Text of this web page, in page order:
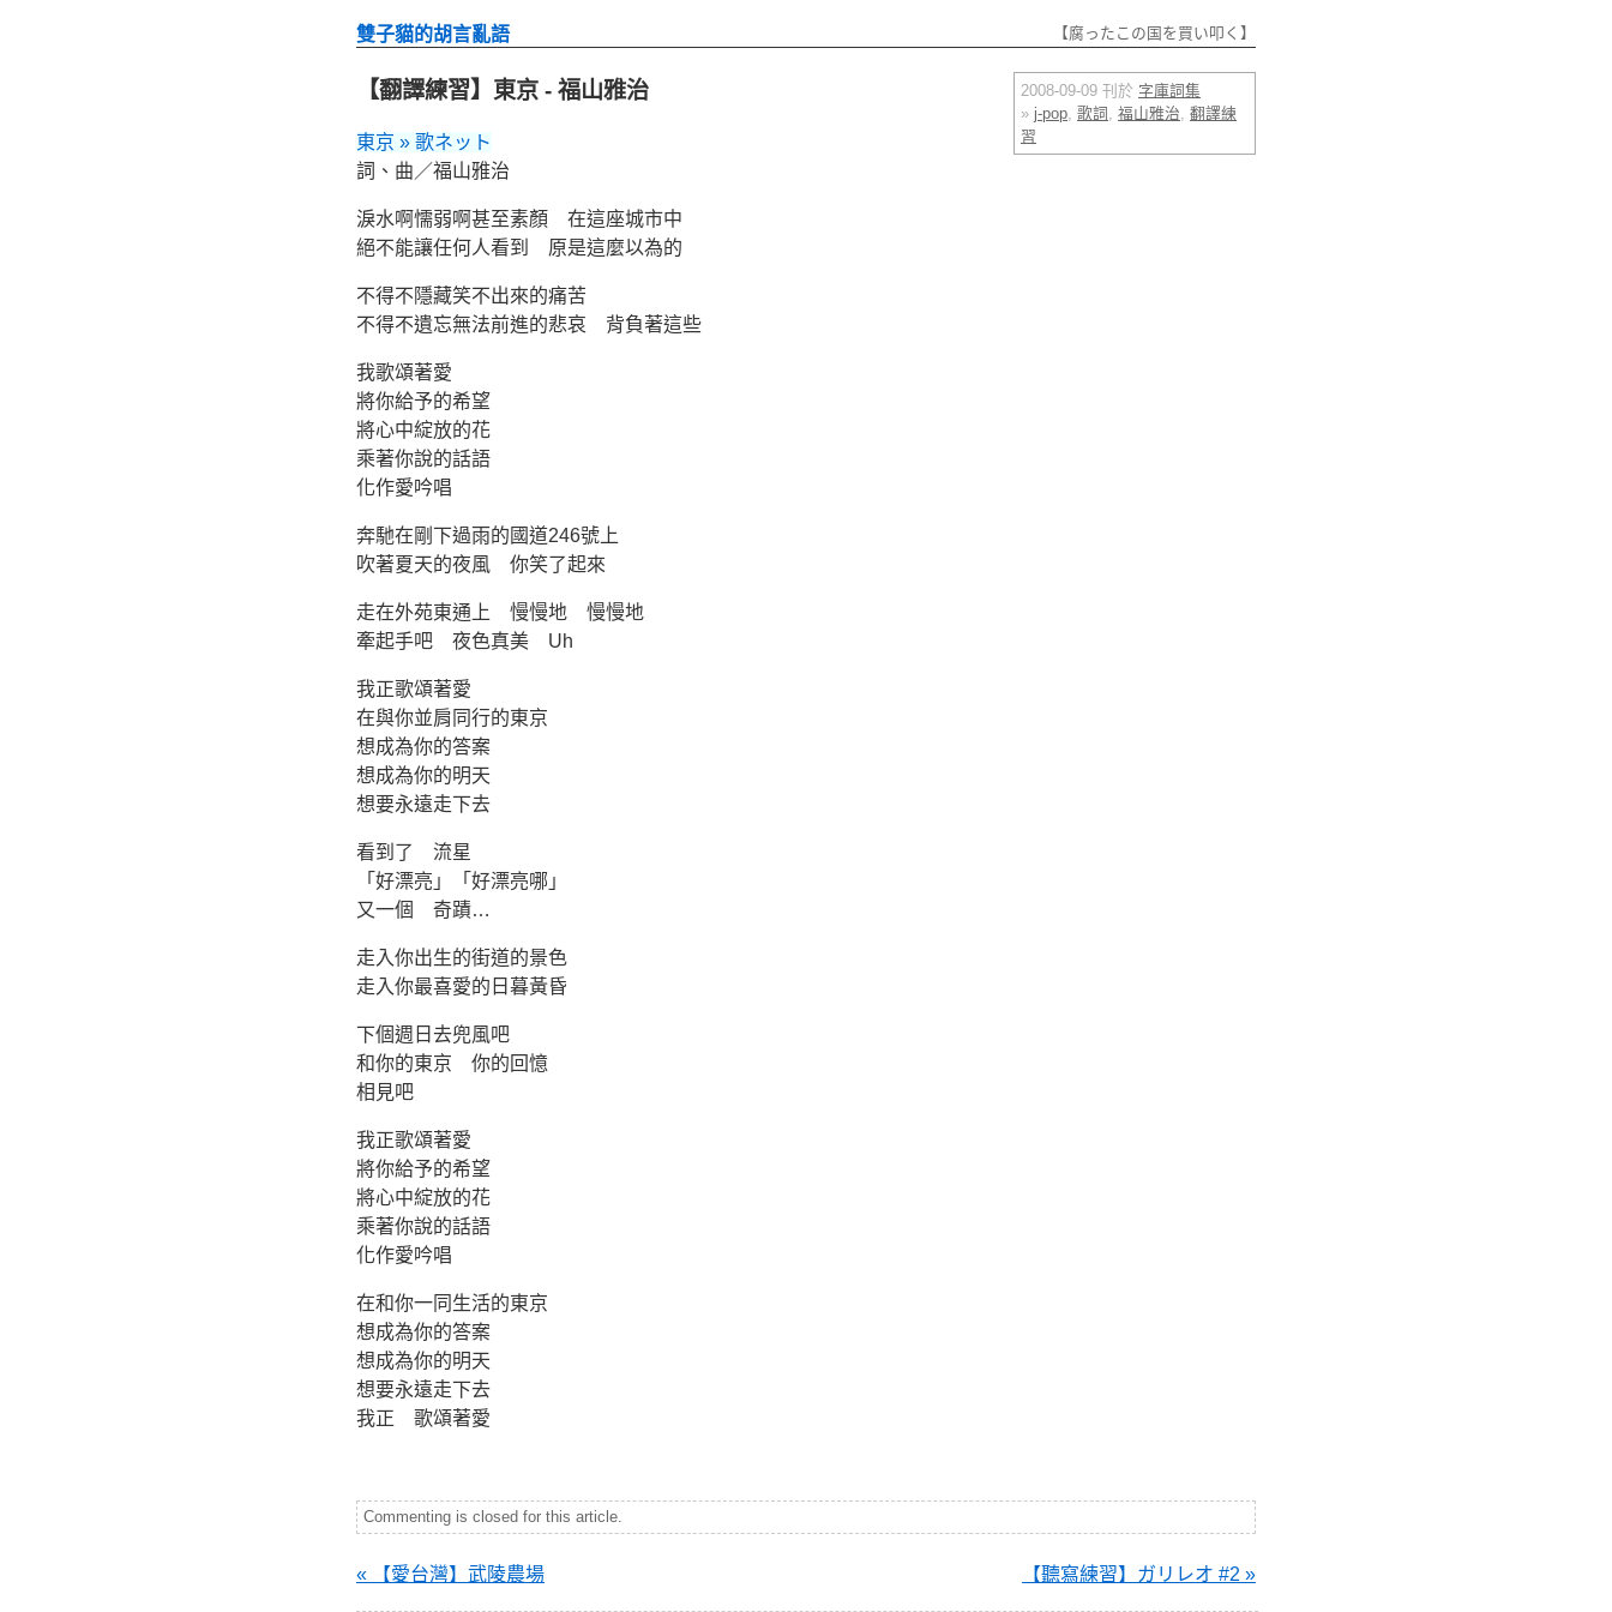
雙子貓的胡言亂語 【腐ったこの国を買い叩く】
2008-09-09 刊於 字庫詞集
» j-pop, 歌詞 , 福山雅治, 翻譯練
習
【翻譯練習】東京 - 福山雅治
東京 » 歌ネット
詞、曲／福山雅治
淚水啊懦弱啊甚至素顏 在這座城市中
絕不能讓任何人看到 原是這麼以為的
不得不隱藏笑不出來的痛苦
不得不遺忘無法前進的悲哀 背負著這些
我歌頌著愛
將你給予的希望
將心中綻放的花
乘著你說的話語
化作愛吟唱
奔馳在剛下過雨的國道246號上
吹著夏天的夜風 你笑了起來
走在外苑東通上 慢慢地 慢慢地
牽起手吧 夜色真美 Uh
我正歌頌著愛
在與你並肩同行的東京
想成為你的答案
想成為你的明天
想要永遠走下去
看到了 流星
「好漂亮」「好漂亮哪」
又一個 奇蹟…
走入你出生的街道的景色
走入你最喜愛的日暮黃昏
下個週日去兜風吧
和你的東京 你的回憶
相見吧
我正歌頌著愛
將你給予的希望
將心中綻放的花
乘著你說的話語
化作愛吟唱
在和你一同生活的東京
想成為你的答案
想成為你的明天
想要永遠走下去
我正 歌頌著愛
Commenting is closed for this article.
« 【愛台灣】武陵農場 【聽寫練習】ガリレオ #2 »